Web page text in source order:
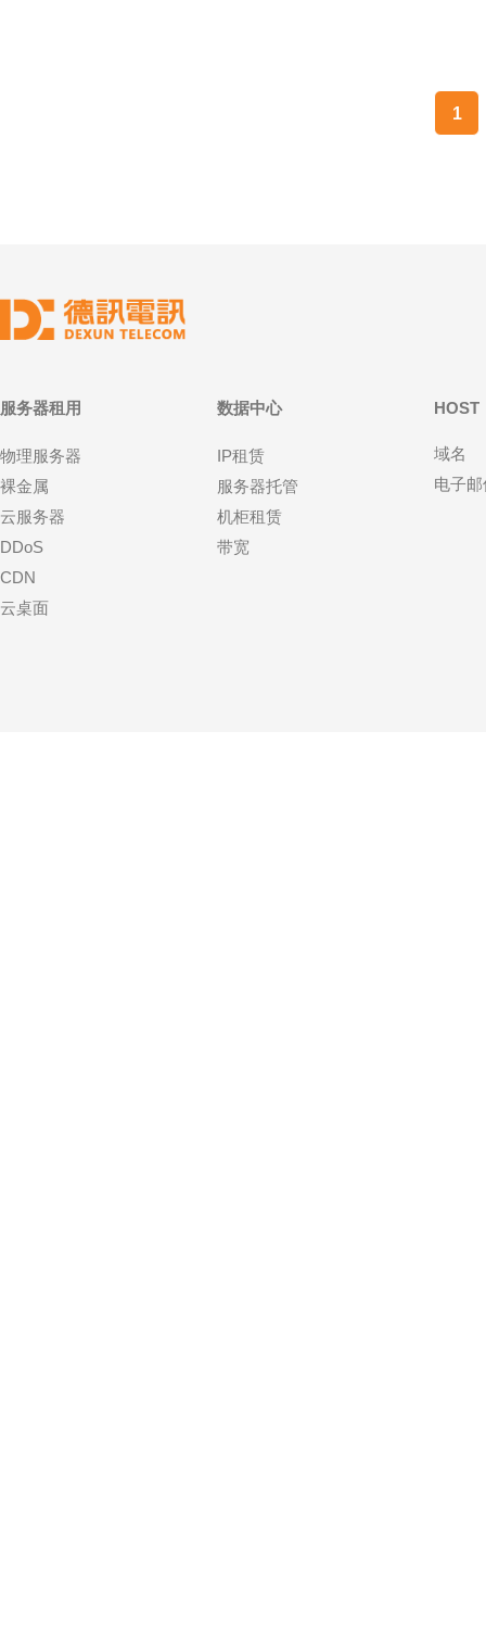
1
服务器租用
物理服务器
裸金属
云服务器
DDoS
CDN
云桌面
数据中心
IP租赁
服务器托管
机柜租赁
带宽
HOST
域名
电子